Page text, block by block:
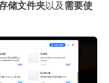
储文件夹以及 需要使